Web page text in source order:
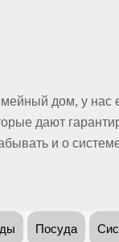
дом, у нас
дают
и о
Посуда